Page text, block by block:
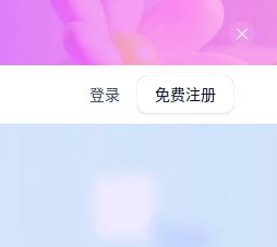
登录 免费注册